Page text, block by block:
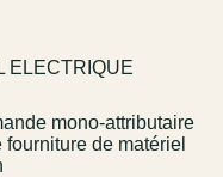
ELECTRIQUE
mono-attributaire
de matériel